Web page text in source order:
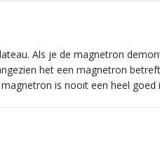
Als je de magnetron
het een magnetron
is nooit een heel goed